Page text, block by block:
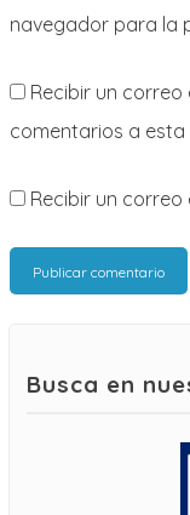
navegador para la
Recibir un
comentarios a esta
Recibir un
Busca en